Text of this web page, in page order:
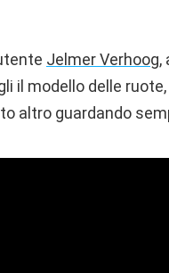
Jelmer Verhoog,
il modello delle
altro guardando